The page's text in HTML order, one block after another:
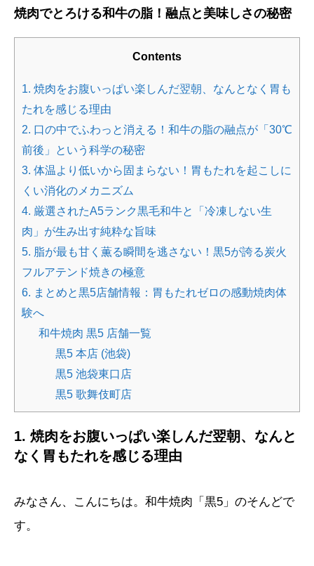
焼肉でとろける和牛の脂！融点と美味しさの秘密
Contents
1. 焼肉をお腹いっぱい楽しんだ翌朝、なんとなく胃も
たれを感じる理由
2. 口の中でふわっと消える！和牛の脂の融点が「30℃
前後」という科学の秘密
3. 体温より低いから固まらない！胃もたれを起こしに
くい消化のメカニズム
4. 厳選されたA5ランク黒毛和牛と「冷凍しない生
肉」が生み出す純粋な旨味
5. 脂が最も甘く薫る瞬間を逃さない！黒5が誇る炭火
フルアテンド焼きの極意
6. まとめと黒5店舗情報：胃もたれゼロの感動焼肉体
験へ
和牛焼肉 黒5 店舗一覧
黒5 本店 (池袋)
黒5 池袋東口店
黒5 歌舞伎町店
1. 焼肉をお腹いっぱい楽しんだ翌朝、なんと
なく胃もたれを感じる理由
みなさん、こんにちは。和牛焼肉「黒5」のそんどで
す。